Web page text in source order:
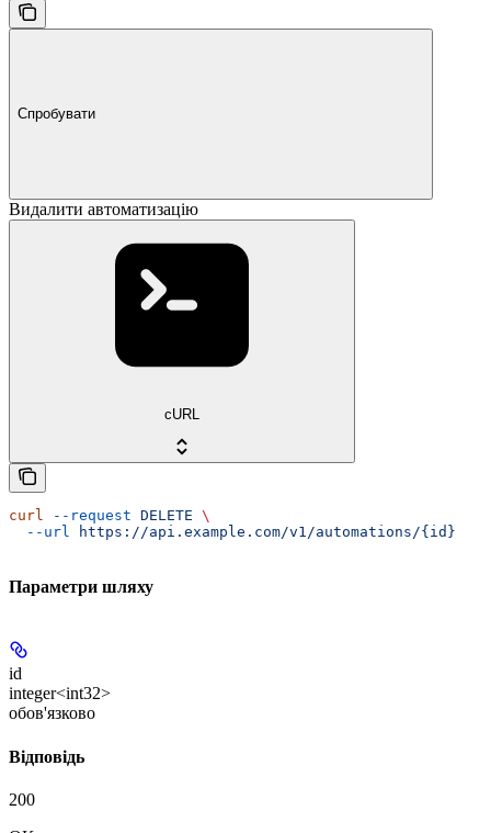
Спробувати
Видалити автоматизацію
cURL
curl --request DELETE \
  --url
https://api.example.com/v1/automations/{id}
Параметри шляху
id
integer<int32>
обов'язково
Відповідь
200